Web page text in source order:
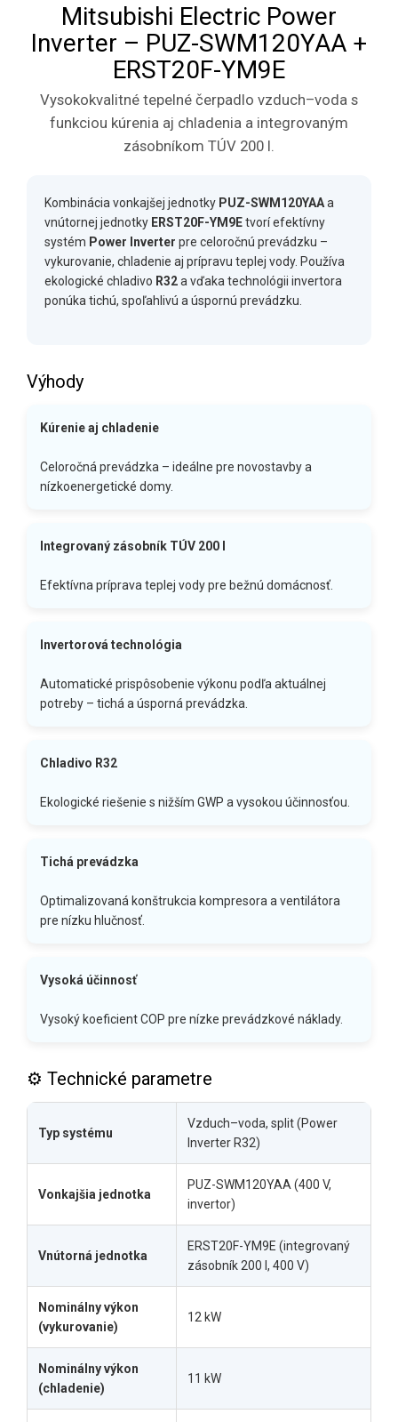
Mitsubishi Electric Power
Inverter – PUZ-SWM120YAA +
ERST20F-YM9E
Vysokokvalitné tepelné čerpadlo vzduch–voda s
funkciou kúrenia aj chladenia a integrovaným
zásobníkom TÚV 200 l.
Kombinácia vonkajšej jednotky PUZ-SWM120YAAa
vnútornej jednotky ERST20F-YM9Etvorí efektívny
systém Power Inverter pre celoročnú prevádzku –
vykurovanie, chladenie aj prípravu teplej vody. Používa
ekologické chladivo R32a vďaka technológii invertora
ponúka tichú, spoľahlivú a úspornú prevádzku.
Výhody
Kúrenie aj chladenie
Celoročná prevádzka – ideálne pre novostavby a
nízkoenergetické domy.
Integrovaný zásobník TÚV 200 l
Efektívna príprava teplej vody pre bežnú domácnosť.
Invertorová technológia
Automatické prispôsobenie výkonu podľa aktuálnej
potreby – tichá a úsporná prevádzka.
Chladivo R32
Ekologické riešenie s nižším GWP a vysokou účinnosťou.
Tichá prevádzka
Optimalizovaná konštrukcia kompresora a ventilátora
pre nízku hlučnosť.
Vysoká účinnosť
Vysoký koeficient COP pre nízke prevádzkové náklady.
⚙️ Technické parametre
Typ systému
Vzduch–voda, split (Power
Inverter R32)
Vonkajšia jednotka
PUZ-SWM120YAA (400 V,
invertor)
Vnútorná jednotka
ERST20F-YM9E (integrovaný
zásobník 200 l, 400 V)
Nominálny výkon
(vykurovanie)
12 kW
Nominálny výkon
(chladenie)
11 kW